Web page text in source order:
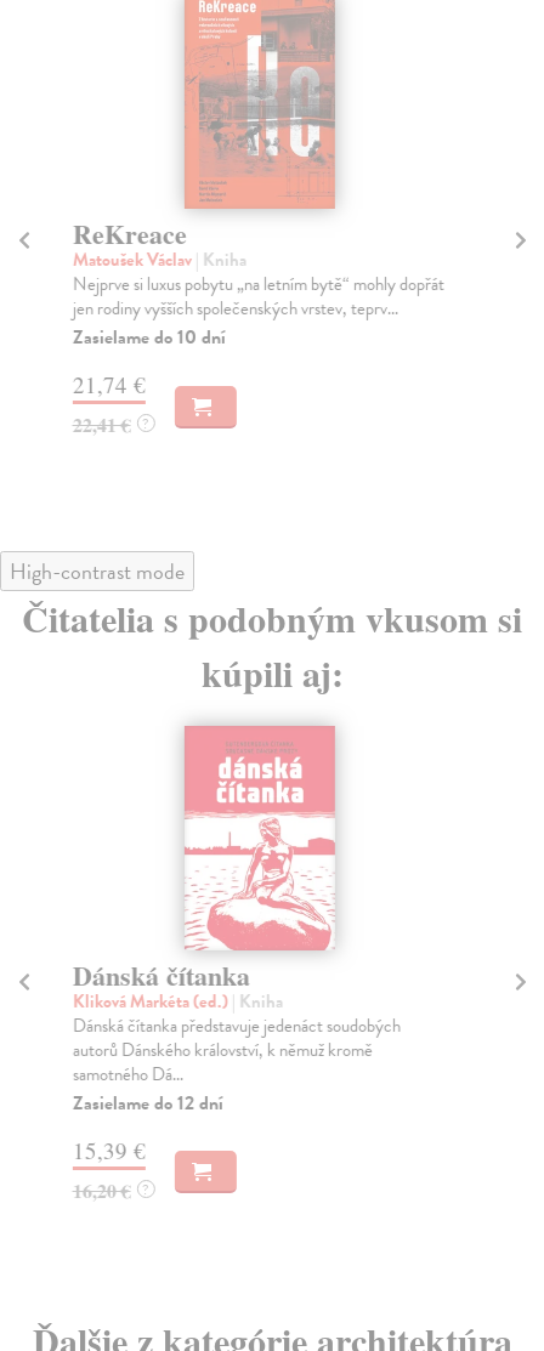
ReKreace
Matoušek Václav| Kniha
Nejprve si luxus pobytu „na letním bytě“ mohly dopřát
jen rodiny vyšších společenských vrstev, teprv...
Zasielame do 10 dní
21,74 €
22,41 € ?
High-contrast mode
Čitatelia s podobným vkusom si
kúpili aj:
Dánská čítanka
Kliková Markéta (ed.)| Kniha
Dánská čítanka představuje jedenáct soudobých
autorů Dánského království, k němuž kromě
samotného Dá...
Zasielame do 12 dní
15,39 €
16,20 € ?
Ďalšie z kategórie architektúra